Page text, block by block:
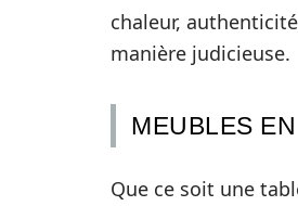
chaleur,
manière judicieuse.
MEUBLES
Que ce soit une